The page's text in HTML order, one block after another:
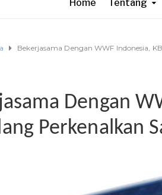
Home Tentang
Bekerjasama Dengan WWF Indonesia,
Dengan
Perkenalkan